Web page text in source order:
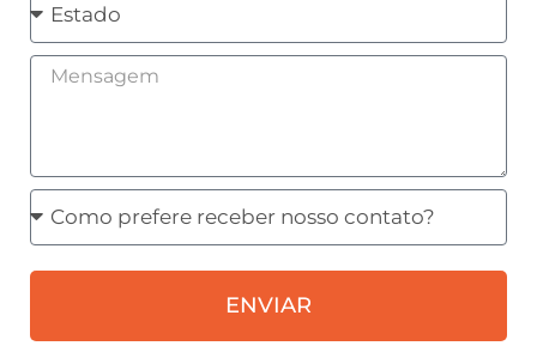
Mensagem
Como
prefere
receber
contato?
ENVIAR